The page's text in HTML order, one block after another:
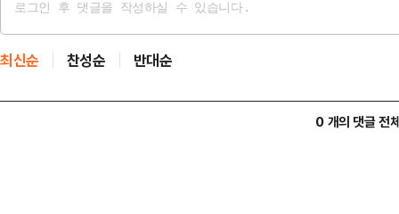
최신순 찬성순 반대순
0 개의 댓글 전